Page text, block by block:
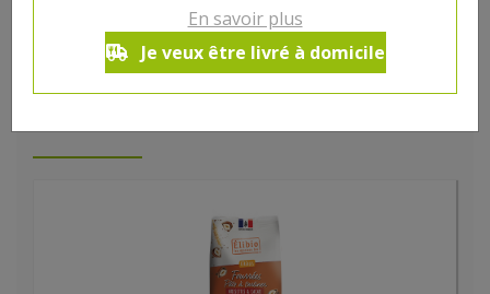
En savoir plus
Je veux être livré à domicile
DANS LA MÊME CATÉGORIE ...